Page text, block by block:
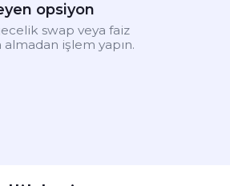
opsiyon
swap veya faiz
işlem yapın.